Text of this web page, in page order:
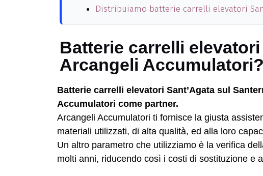
Distribuiamo batterie carrelli elevatori
Batterie carrelli
Arcangeli Accumulatori?
Batterie carrelli elevatori Sant’Agata sul
Accumulatori come partner.
Arcangeli Accumulatori ti fornisce la giusta
materiali utilizzati, di alta qualità, ed alla loro
Un altro parametro che utilizziamo è la verifica
molti anni, riducendo così i costi di sostituzione e